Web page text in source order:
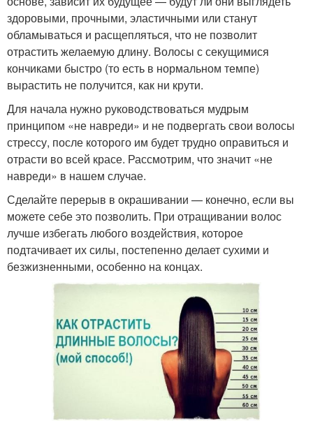
здоровыми, прочными, эластичными или станут
обламываться и расщепляться, что не позволит
отрастить желаемую длину. Волосы с секущимися
кончиками быстро (то есть в нормальном темпе)
вырастить не получится, как ни крути.
Для начала нужно руководствоваться мудрым
принципом «не навреди» и не подвергать свои волосы
стрессу, после которого им будет трудно оправиться и
отрасти во всей красе. Рассмотрим, что значит «не
навреди» в нашем случае.
Сделайте перерыв в окрашивании — конечно, если вы
можете себе это позволить. При отращивании волос
лучше избегать любого воздействия, которое
подтачивает их силы, постепенно делает сухими и
безжизненными, особенно на концах.